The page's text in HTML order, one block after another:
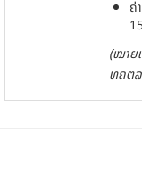
ຄ່
(ໝາຍ
ທຄຕລ